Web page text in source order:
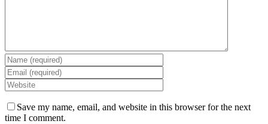
Save my name, email, and website in this browser for the next
time I comment.